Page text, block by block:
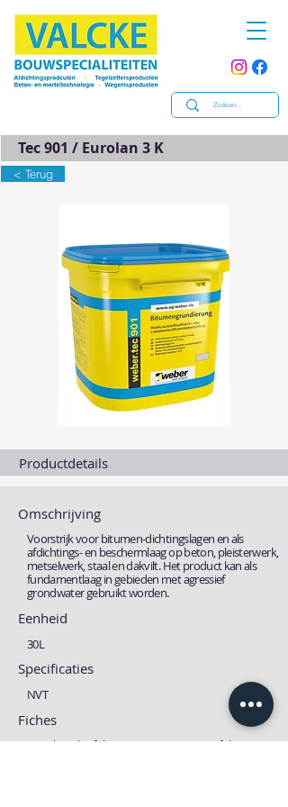
Tec 901 / Eurolan 3 K
< Terug
Productdetails
Omschrijving
Voorstrijk voor bitumen-dichtingslagen en als
afdichtings- en beschermlaag op beton, pleisterwerk,
metselwerk, staal en dakvilt. Het product kan als
fundamentlaag in gebieden met agressief
grondwater gebruikt worden.
Eenheid
30L
Specificaties
NVT
Fiches
Technische fiche MSDS fiche